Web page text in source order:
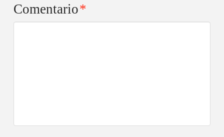
Comentario*